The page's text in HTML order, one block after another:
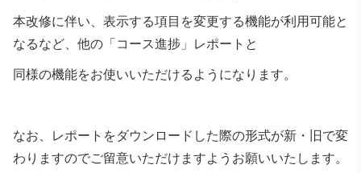
本改修に伴い、表示する項目を変更する機能が利用可能と
なるなど、他の「コース進捗」レポートと
同様の機能をお使いいただけるようになります。
なお、レポートをダウンロードした際の形式が新・旧で変
わりますのでご留意いただけますようお願いいたします。